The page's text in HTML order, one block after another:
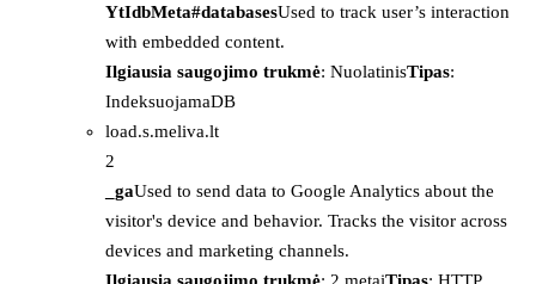
YtIdbMeta#databasesUsed to track user’s interaction
with embedded content.
Ilgiausia saugojimo trukmė: NuolatinisTipas:
IndeksuojamaDB
load.s.meliva.lt
2
_gaUsed to send data to Google Analytics about the
visitor's device and behavior. Tracks the visitor across
devices and marketing channels.
Ilgiausia saugojimo trukmė: 2 metaiTipas: HTTP